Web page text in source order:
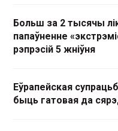
Больш за 2 тысячы
папаўненне
рэпрэсій 5 жніўня
Еўрапейская
быць гатовая да